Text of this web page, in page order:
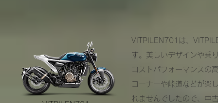
VITPILEN701は、
す。美しいデザインや乗
コストパフォーマンスの
コーナーや峠道などが楽
れませんでしたので、中